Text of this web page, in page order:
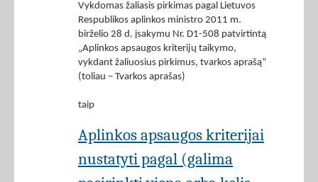
Vykdomas žaliasis pirkimas pagal Lietuvos
Respublikos aplinkos ministro 2011 m.
birželio 28 d. įsakymu Nr. D1-508 patvirtintą
„Aplinkos apsaugos kriterijų taikymo,
vykdant žaliuosius pirkimus, tvarkos aprašą“
(toliau – Tvarkos aprašas)
taip
Aplinkos apsaugos kriterijai
nustatyti pagal (galima